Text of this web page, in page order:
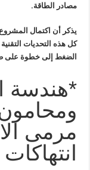
مصادر الطاقة.
يذكر أن اكتمال
كل هذه التحديات
الضغط إلى خطوة على
*هندسة
مرمى
انتهاكات